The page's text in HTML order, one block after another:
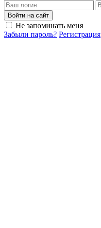
Войти на сайт
Не запоминать меня
Забыли пароль? Регистрация